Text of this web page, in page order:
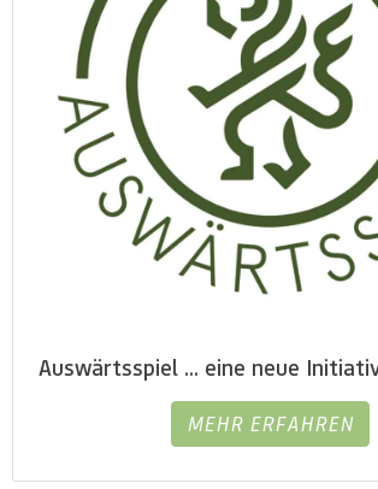
Auswärtsspiel ... eine neue
MEHR ERFAHREN